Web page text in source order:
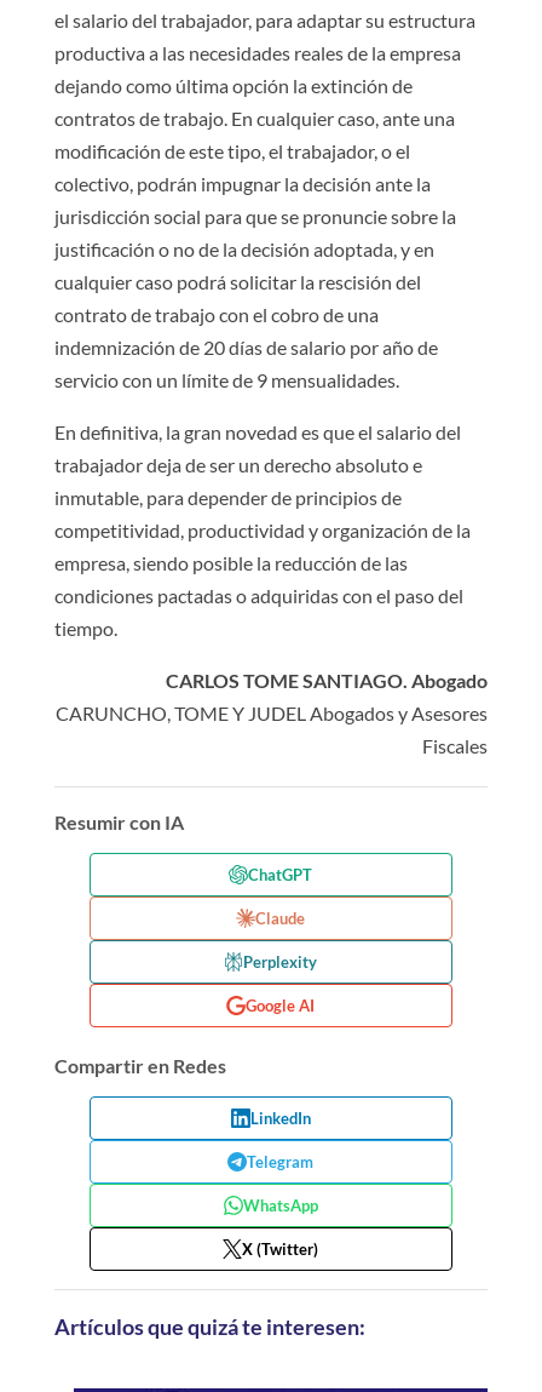
el salario del trabajador, para adaptar su estructura
productiva a las necesidades reales de la empresa
dejando como última opción la extinción de
contratos de trabajo. En cualquier caso, ante una
modificación de este tipo, el trabajador, o el
colectivo, podrán impugnar la decisión ante la
jurisdicción social para que se pronuncie sobre la
justificación o no de la decisión adoptada, y en
cualquier caso podrá solicitar la rescisión del
contrato de trabajo con el cobro de una
indemnización de 20 días de salario por año de
servicio con un límite de 9 mensualidades.
En definitiva, la gran novedad es que el salario del
trabajador deja de ser un derecho absoluto e
inmutable, para depender de principios de
competitividad, productividad y organización de la
empresa, siendo posible la reducción de las
condiciones pactadas o adquiridas con el paso del
tiempo.
CARLOS TOME SANTIAGO. Abogado
CARUNCHO, TOME Y JUDEL Abogados y Asesores
Fiscales
Resumir con IA
ChatGPT
Claude
Perplexity
Google AI
Compartir en Redes
LinkedIn
Telegram
WhatsApp
X (Twitter)
Artículos que quizá te interesen: